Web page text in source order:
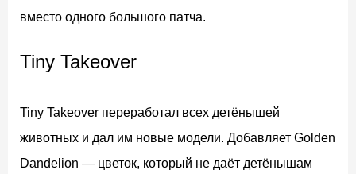
вместо одного большого патча.
Tiny Takeover
Tiny Takeover переработал всех детёнышей
животных и дал им новые модели. Добавляет Golden
Dandelion — цветок, который не даёт детёнышам